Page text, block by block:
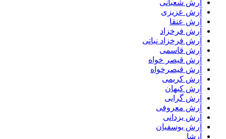
آرش شعبانی
آرش عزیزی
آرش عنقا
آرش فرخزاد
آرش فرخزاد نباتی
آرش قاسمی
آرش قیصر خواه
آرش قیصرخواه
آرش کریمی
آرش کیهان
آرش گرایی
آرش معروفی
آرش یزدانی
آرش یوسفیان
آرشا